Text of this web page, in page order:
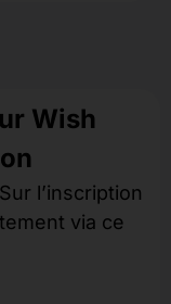
Wish
l’inscription
via ce